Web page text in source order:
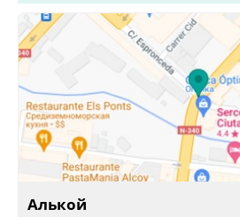
ПРЕДЛОЖЕНИЯ
СТАТЬИ
УСЛУГИ
Алькой